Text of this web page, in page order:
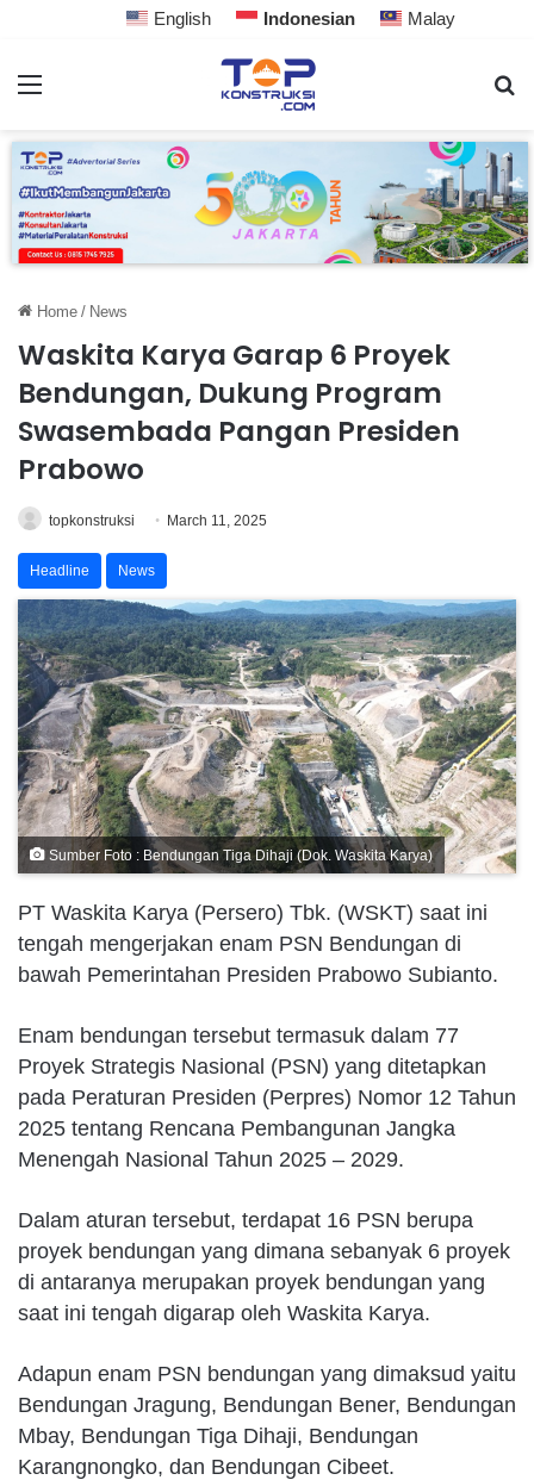
English Indonesian Malay
Home / News
Waskita Karya Garap 6 Proyek
Bendungan, Dukung Program
Swasembada Pangan Presiden
Prabowo
topkonstruksi March 11, 2025
Headline News
Sumber Foto : Bendungan Tiga Dihaji (Dok. Waskita Karya)
PT Waskita Karya (Persero) Tbk. (WSKT) saat ini
tengah mengerjakan enam PSN Bendungan di
bawah Pemerintahan Presiden Prabowo Subianto.
Enam bendungan tersebut termasuk dalam 77
Proyek Strategis Nasional (PSN) yang ditetapkan
pada Peraturan Presiden (Perpres) Nomor 12 Tahun
2025 tentang Rencana Pembangunan Jangka
Menengah Nasional Tahun 2025 – 2029.
Dalam aturan tersebut, terdapat 16 PSN berupa
proyek bendungan yang dimana sebanyak 6 proyek
di antaranya merupakan proyek bendungan yang
saat ini tengah digarap oleh Waskita Karya.
Adapun enam PSN bendungan yang dimaksud yaitu
Bendungan Jragung, Bendungan Bener, Bendungan
Mbay, Bendungan Tiga Dihaji, Bendungan
Karangnongko, dan Bendungan Cibeet.